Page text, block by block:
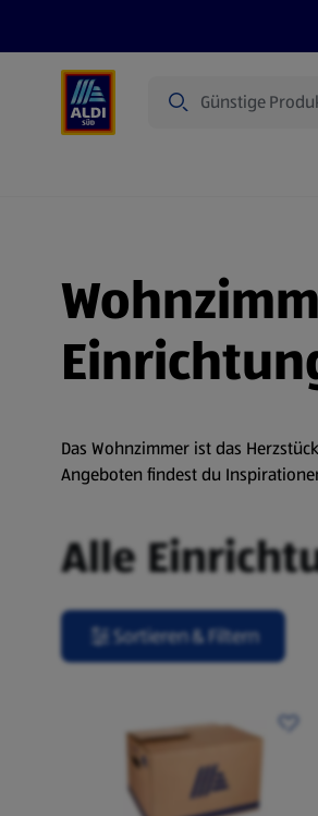
Das Wohnzimmer ist das
Angeboten findest du
Alle
Sortieren & Filtern